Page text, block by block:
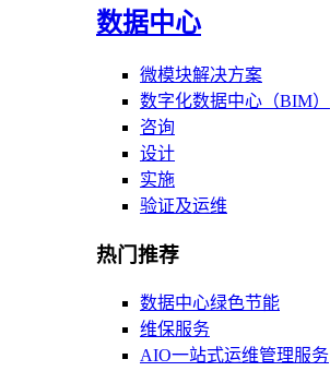
数据中心
微模块解决方案
数字化数据中心（BIM）
咨询
设计
实施
验证及运维
热门推荐
数据中心绿色节能
维保服务
AIO一站式运维管理服务